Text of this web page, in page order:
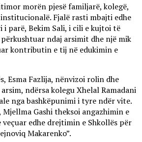
morën pjesë familjarë, kolegë,
Fjalë rasti mbajti edhe
i parë, Bekim Sali, i cili e kujtoi të
ndaj arsimit dhe një mik
kontributin e tij në edukimin e
Esma Fazlija, nënvizoi rolin dhe
ndërsa kolegu Xhelal Ramadani
nga bashkëpunimi i tyre ndër vite.
Gashi theksoi angazhimin e
edhe drejtimin e Shkollës për
Makarenko”.